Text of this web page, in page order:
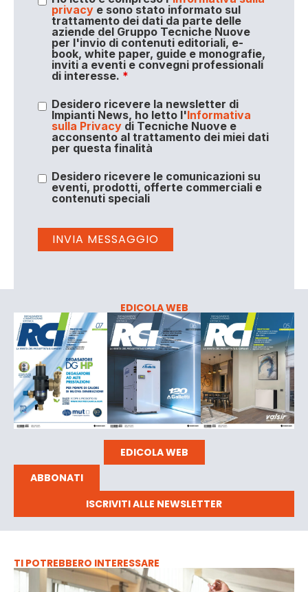
privacye sono stato informato sul
trattamento dei dati da parte delle
aziende del Gruppo Tecniche Nuove
per l'invio di contenuti editoriali, e-
book, white paper, guide e monografie,
inviti a eventi e convegni professionali
di interesse. *
Desidero ricevere la newsletter di
Impianti News, ho letto l'Informativa
sulla Privacydi Tecniche Nuove e
acconsento al trattamento dei miei dati
per questa finalità
Desidero ricevere le comunicazioni su
eventi, prodotti, offerte commerciali e
contenuti speciali
EDICOLA WEB
EDICOLA WEB
ABBONATI
ISCRIVITI ALLE NEWSLETTER
TI POTREBBERO INTERESSARE